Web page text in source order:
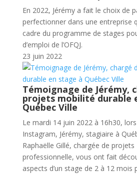
En 2022, Jérémy a fait le choix de
perfectionner dans une entreprise
cadre du programme de stages
d’emploi de l’OFQJ.
23 juin 2022
Témoignage de Jérémy,
projets mobilité durable
Québec Ville
Le mardi 14 juin 2022 à 16h30,
Instagram, Jérémy, stagiaire à
Raphaëlle Gillé, chargée de
professionnelle, vous ont fait
aspects d’un stage de 2 à 12 mois